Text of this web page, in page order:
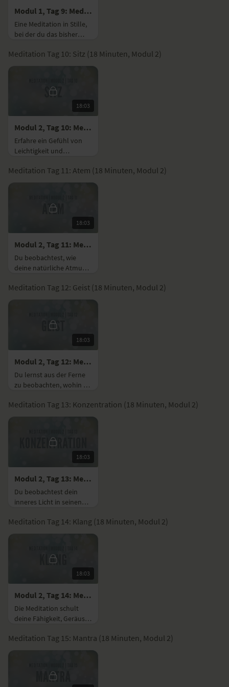
Modul 1, Tag 9: Meditation mit Fokus Silence
Eine Meditation in Stille,
bei der du das bisher
Bilder und Gedanken
loszulassen.
Meditation Tag 10: Sitz (18 Minuten, Modul 2)
18:03
Modul 2, Tag 10: Meditation mit Fokus Sitz
Erfahre ein Gefühl von
Leichtigkeit und
deiner Konzentration
durch eine optimale
Meditation Tag 11: Atem (18 Minuten, Modul 2)
18:03
Modul 2, Tag 11: Meditation mit Fokus Atem
Du beobachtest, wie
deine natürliche Atmung
Stellen sanft bewegt und
du deinem Atem
Meditation Tag 12: Geist (18 Minuten, Modul 2)
18:03
Modul 2, Tag 12: Meditation mit Fokus Geist
Du lernst aus der Ferne
zu beobachten, wohin es
das Gedankenchaos in
deinen Kopf zu
Meditation Tag 13: Konzentration (18 Minuten, Modul 2)
18:03
Modul 2, Tag 13: Meditation mit Fokus Konzentration
Du beobachtest dein
inneres Licht in seinen
und kannst dich
vertrauensvoll sinken
Meditation Tag 14: Klang (18 Minuten, Modul 2)
18:03
Modul 2, Tag 14: Meditation mit Fokus Klang
Die Meditation schult
deine Fähigkeit, Geräusch
drin bewusst und
intensiv wahrzunehmen.
Meditation Tag 15: Mantra (18 Minuten, Modul 2)